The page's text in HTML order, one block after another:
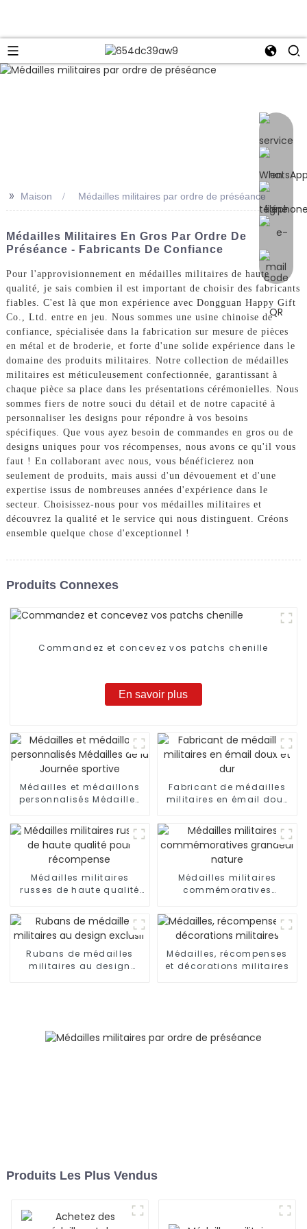
>> Maison Médailles militaires par ordre de préséance
Médailles Militaires En Gros Par Ordre De
Préséance - Fabricants De Confiance
Pour l'approvisionnement en médailles militaires de haute
qualité, je sais combien il est important de choisir des fabricants
fiables. C'est là que mon expérience avec Dongguan Happy Gift
Co., Ltd. entre en jeu. Nous sommes une usine chinoise de
confiance, spécialisée dans la fabrication sur mesure de pièces
en métal et de broderie, et forte d'une solide expérience dans le
domaine des produits militaires. Notre collection de médailles
militaires est méticuleusement confectionnée, garantissant à
chaque pièce sa place dans les présentations cérémonielles. Nous
sommes fiers de notre souci du détail et de notre capacité à
personnaliser les designs pour répondre à vos besoins
spécifiques. Que vous ayez besoin de commandes en gros ou de
designs uniques pour vos récompenses, nous avons ce qu'il vous
faut ! En collaborant avec nous, vous bénéficierez non
seulement de produits, mais aussi d'un dévouement et d'une
expertise issus de nombreuses années d'expérience dans le
secteur. Choisissez-nous pour vos médailles militaires et
découvrez la qualité et le service qui nous distinguent. Créons
ensemble quelque chose d'exceptionnel !
Produits Connexes
Commandez et concevez vos patchs chenille
En savoir plus
Médailles et médaillons
personnalisés Médailles
Fabricant de médailles
militaires en émail doux
Médailles militaires
russes de haute qualité
Médailles militaires
commémoratives
Rubans de médailles
militaires au design
Médailles, récompenses
et décorations militaires
Produits Les Plus Vendus